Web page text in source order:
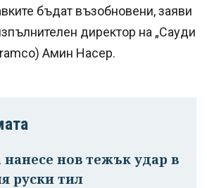
бъдат възобновени, заяви
директор на „Сауди
Амин Насер.
нов тежък удар в
руски тил